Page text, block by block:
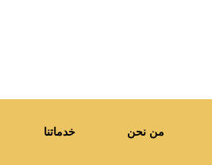
من نحن خدماتنا